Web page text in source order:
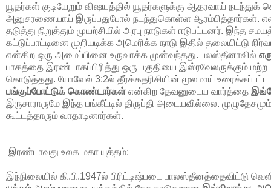
யூதர்கள் குடியேறும் விஷயத்தில் யூதர்களுக்கு ஆதரவாய்
அனுசரணையாய் இருப்பதுபோல் நடந்துகொள்ள ஆரம்பித்தார்கள்.
தடுத்து நிறுத்தும் முயற்சியில் அரபு நாடுகள் ஈடுபட்டனர். இந்த
கட்டுப்பாட்டினை முறியடிக்க அமெரிக்க நாடு இதில் தலையிட்டு
என்கிற ஒரு அமைப்பினை உருவாக்க முன்வந்தது. பலஸ்தீனாவில்
பாகத்தை இரண்டாகப்பிரித்து ஒரு பகுதியை இஸ்ரவேலருக்கும் மற்ற
கொடுத்தது. யோவேல் 3:2ல் தீர்க்கதரிசியின் மூலமாய் உரைக்கப்பட்ட
பங்குப்போட்டுக் கொண்டார்கள் என்கிற தேவனுடைய வார்த்தை
இருசாராருமே இந்த பங்கீட்டில் திருப்தி அடையவில்லை.
கூட்டத்தாரும் வாதாடினார்கள்.
இரண்டாவது உலக மகா யுத்தம்:
இந்நிலையில் கி.பி.1947ல் பிரிட்டிஷ்படை பாலஸ்தீனத்தைவிட்டு